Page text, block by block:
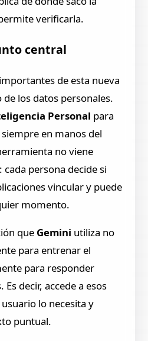
verificarla.
central
de esta nueva
los datos personales.
Personal para
en manos del
no viene
persona decide si
vincular y puede
momento.
que Gemini utiliza no
para entrenar el
para responder
decir, accede a esos
lo necesita y
puntual.